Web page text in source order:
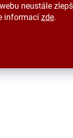
neustále
informací zde.